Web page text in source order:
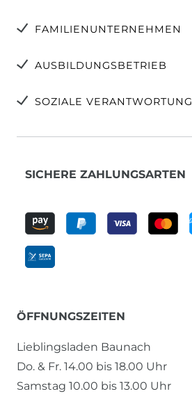
FAMILIENUNTERNEHMEN
AUSBILDUNGSBETRIEB
SOZIALE VERANTWORTUNG
SICHERE ZAHLUNGSARTEN
ÖFFNUNGSZEITEN
Lieblingsladen Baunach
Do. & Fr. 14.00 bis 18.00 Uhr
Samstag 10.00 bis 13.00 Uhr